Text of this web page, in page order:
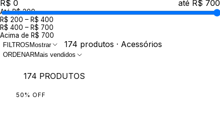
R$ 0
até R$ 700
Até R$ 200
R$ 200 – R$ 400
R$ 400 – R$ 700
Acima de R$ 700
FILTROS Mostrar 174 produtos · Acessórios
ORDENARMais vendidos
174 PRODUTOS
50 % OFF